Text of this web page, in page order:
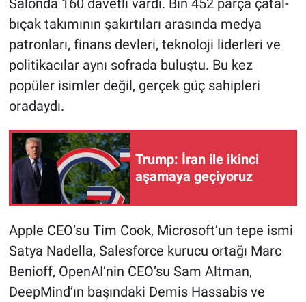
Salonda 160 davetli vardı. Bin 452 parça çatal-
bıçak takımının şakırtıları arasında medya
patronları, finans devleri, teknoloji liderleri ve
politikacılar aynı sofrada buluştu. Bu kez
popüler isimler değil, gerçek güç sahipleri
oradaydı.
Trump: İran ile ikinci
aşamaya geçiyoruz
Apple CEO’su Tim Cook, Microsoft’un tepe ismi
Satya Nadella, Salesforce kurucu ortağı Marc
Benioff, OpenAI’nin CEO’su Sam Altman,
DeepMind’ın başındaki Demis Hassabis ve
Spor
Teknoloji
Türkiye'nin Geleceği
Türkiye'nin Gündemi
Yerel Gündem
Yerel Yaşam